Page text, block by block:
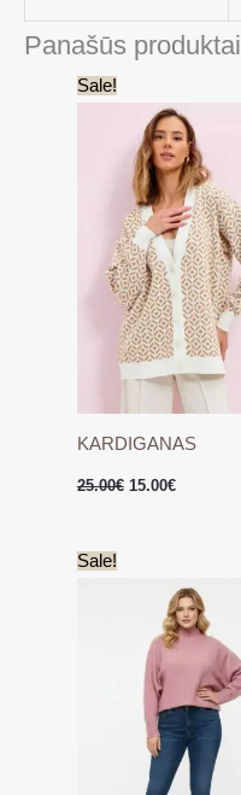
Panašūs produktai
Sale!
KARDIGANAS
25.00€
was:
25.00€.
15.00€
is:
15.00€.
Sale!
25.00€.
is:
15.00€.